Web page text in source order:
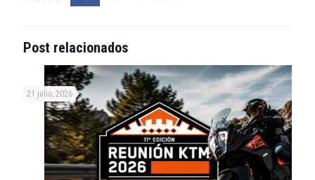
Post relacionados
21 julio, 2026